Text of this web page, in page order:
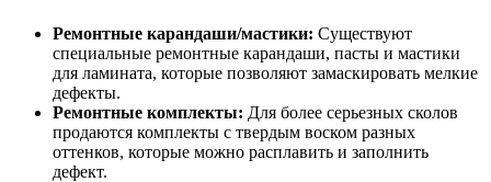
Ремонтные карандаши/мастики: Существуют
специальные ремонтные карандаши, пасты и мастики
для ламината, которые позволяют замаскировать мелкие
дефекты.
Ремонтные комплекты: Для более серьезных сколов
продаются комплекты с твердым воском разных
оттенков, которые можно расплавить и заполнить
дефект.